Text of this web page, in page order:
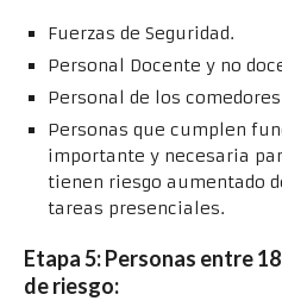
Fuerzas de Seguridad.
Personal Docente y no
Personal de los
Personas que cumplen
importante y necesaria
tienen riesgo aumentado
tareas presenciales.
Etapa 5: Personas entre
de riesgo: